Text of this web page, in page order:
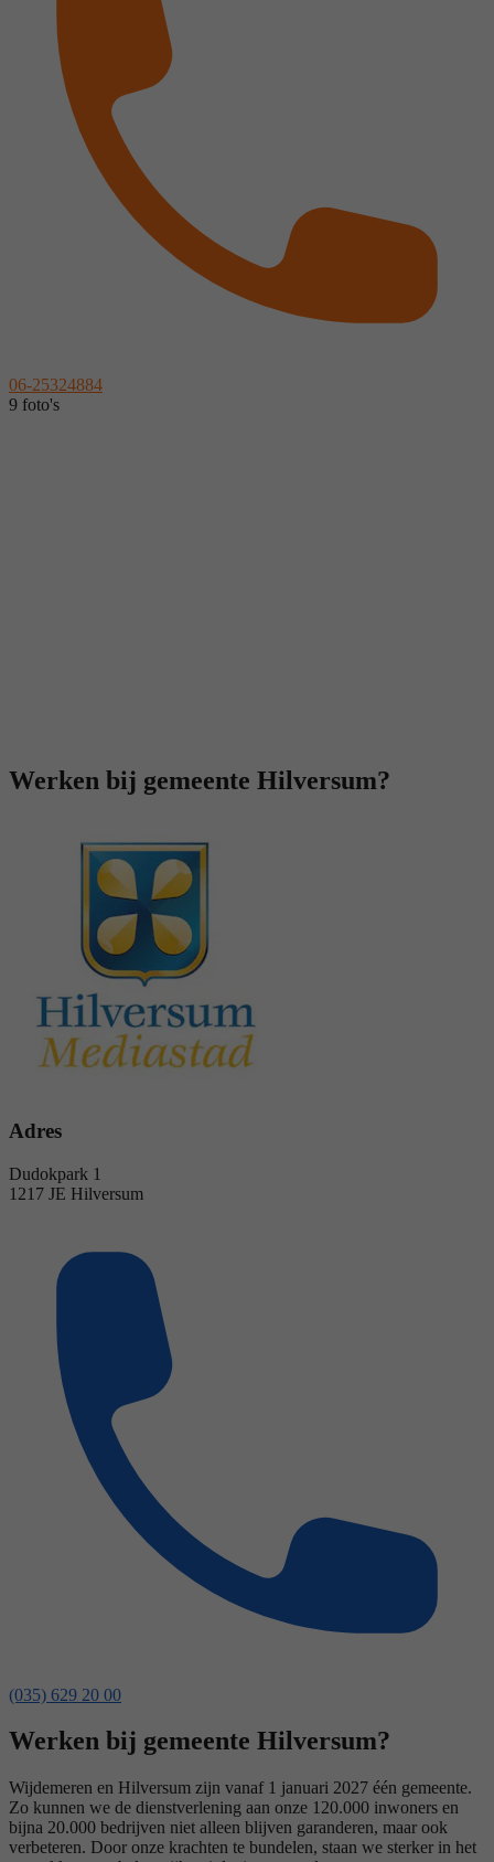
06-25324884
9 foto's
Werken bij gemeente Hilversum?
Adres
Dudokpark 1
1217 JE Hilversum
(035) 629 20 00
Werken bij gemeente Hilversum?
Wijdemeren en Hilversum zijn vanaf 1 januari 2027 één gemeente.
Zo kunnen we de dienstverlening aan onze 120.000 inwoners en
bijna 20.000 bedrijven niet alleen blijven garanderen, maar ook
verbeteren. Door onze krachten te bundelen, staan we sterker in het